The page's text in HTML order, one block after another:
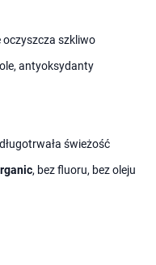
oczyszcza szkliwo
antyoksydanty
świeżość
, bez fluoru, bez oleju